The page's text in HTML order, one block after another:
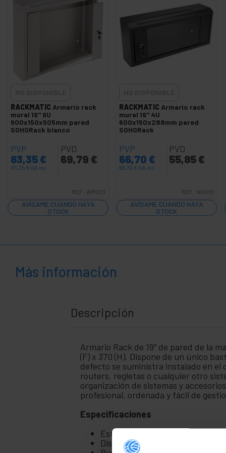
Iluminación
Herramientas
alarmas y
control
+
Electrónica
Hogar y
empresa
+
Area
Médica +
RACKMATIC Armario rack
mural 19'' 9U
600x150x505mm pared
SOHORack blanco
PVP
83,35€
83,35 € IVA inc.
PVD
69,79 €
REF: WR023
AVÍSAME CUANDO HAYA
STOCK
RACKMATIC Armario rack
mural 19'' 4U
600x150x288mm pared
SOHORack
PVP
66,70 €
66,70 € IVA inc.
PVD
55,85 €
REF: WK001
AVÍSAME CUANDO HAYA
STOCK
Más información
Descripción
Armario Rack de 19" de pared de la
(F) x 370 (H). Dispone de un único
defecto se suministra instalado en
routers, regletas o cualquier otro
organización de sistemas y
profesional, ordenada y fácil de
Especificaciones
Estructura completa y con las
Distancia entre el bastidor